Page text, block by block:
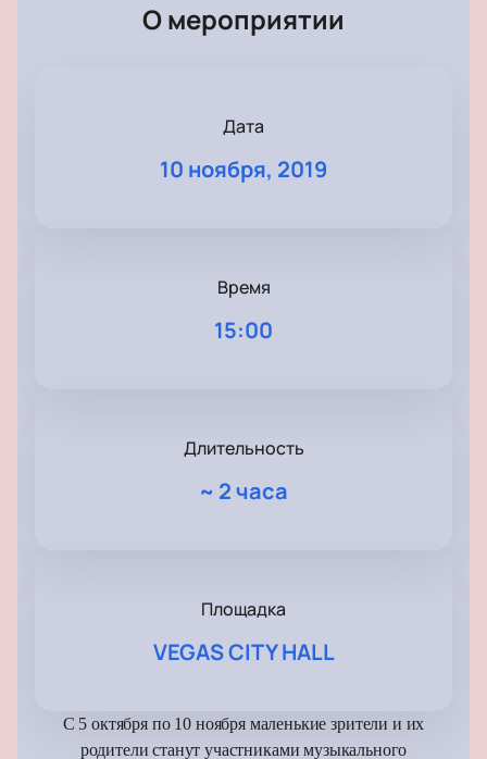
О мероприятии
Дата
10 ноября, 2019
Время
15:00
Длительность
~ 2 часа
Площадка
VEGAS CITY HALL
C 5 октября по 10 ноября маленькие зрители и их
родители станут участниками музыкального